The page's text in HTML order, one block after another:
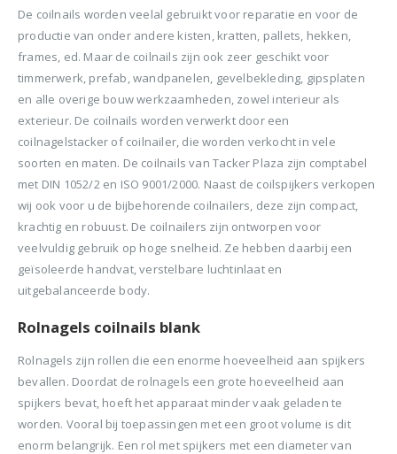
De coilnails worden veelal gebruikt voor reparatie en voor de
productie van onder andere kisten, kratten, pallets, hekken,
frames, ed. Maar de coilnails zijn ook zeer geschikt voor
timmerwerk, prefab, wandpanelen, gevelbekleding, gipsplaten
en alle overige bouw werkzaamheden, zowel interieur als
exterieur. De coilnails worden verwerkt door een
coilnagelstacker of coilnailer, die worden verkocht in vele
soorten en maten. De coilnails van Tacker Plaza zijn comptabel
met DIN 1052/2 en ISO 9001/2000. Naast de coilspijkers verkopen
wij ook voor u de bijbehorende coilnailers, deze zijn compact,
krachtig en robuust. De coilnailers zijn ontworpen voor
veelvuldig gebruik op hoge snelheid. Ze hebben daarbij een
geïsoleerde handvat, verstelbare luchtinlaat en
uitgebalanceerde body.
Rolnagels coilnails blank
Rolnagels zijn rollen die een enorme hoeveelheid aan spijkers
bevallen. Doordat de rolnagels een grote hoeveelheid aan
spijkers bevat, hoeft het apparaat minder vaak geladen te
worden. Vooral bij toepassingen met een groot volume is dit
enorm belangrijk. Een rol met spijkers met een diameter van